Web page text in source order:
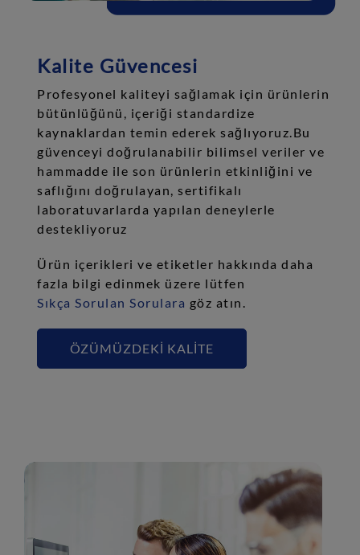
Kalite Güvencesi
Profesyonel kaliteyi sağlamak için ürünlerin
bütünlüğünü, içeriği standardize
kaynaklardan temin ederek sağlıyoruz.Bu
güvenceyi doğrulanabilir bilimsel veriler ve
hammadde ile son ürünlerin etkinliğini ve
saflığını doğrulayan, sertifikalı
laboratuvarlarda yapılan deneylerle
destekliyoruz
Ürün içerikleri ve etiketler hakkında daha
fazla bilgi edinmek üzere lütfen
Sıkça Sorulan Sorulara göz atın.
ÖZÜMÜZDEKI KALITE